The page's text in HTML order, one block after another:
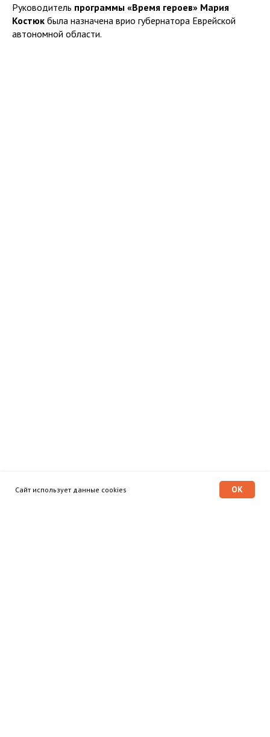
Руководитель программы «Время героев» Мария
Костюк была назначена врио губернатора Еврейской
автономной области.
Сайт использует данные cookies OK